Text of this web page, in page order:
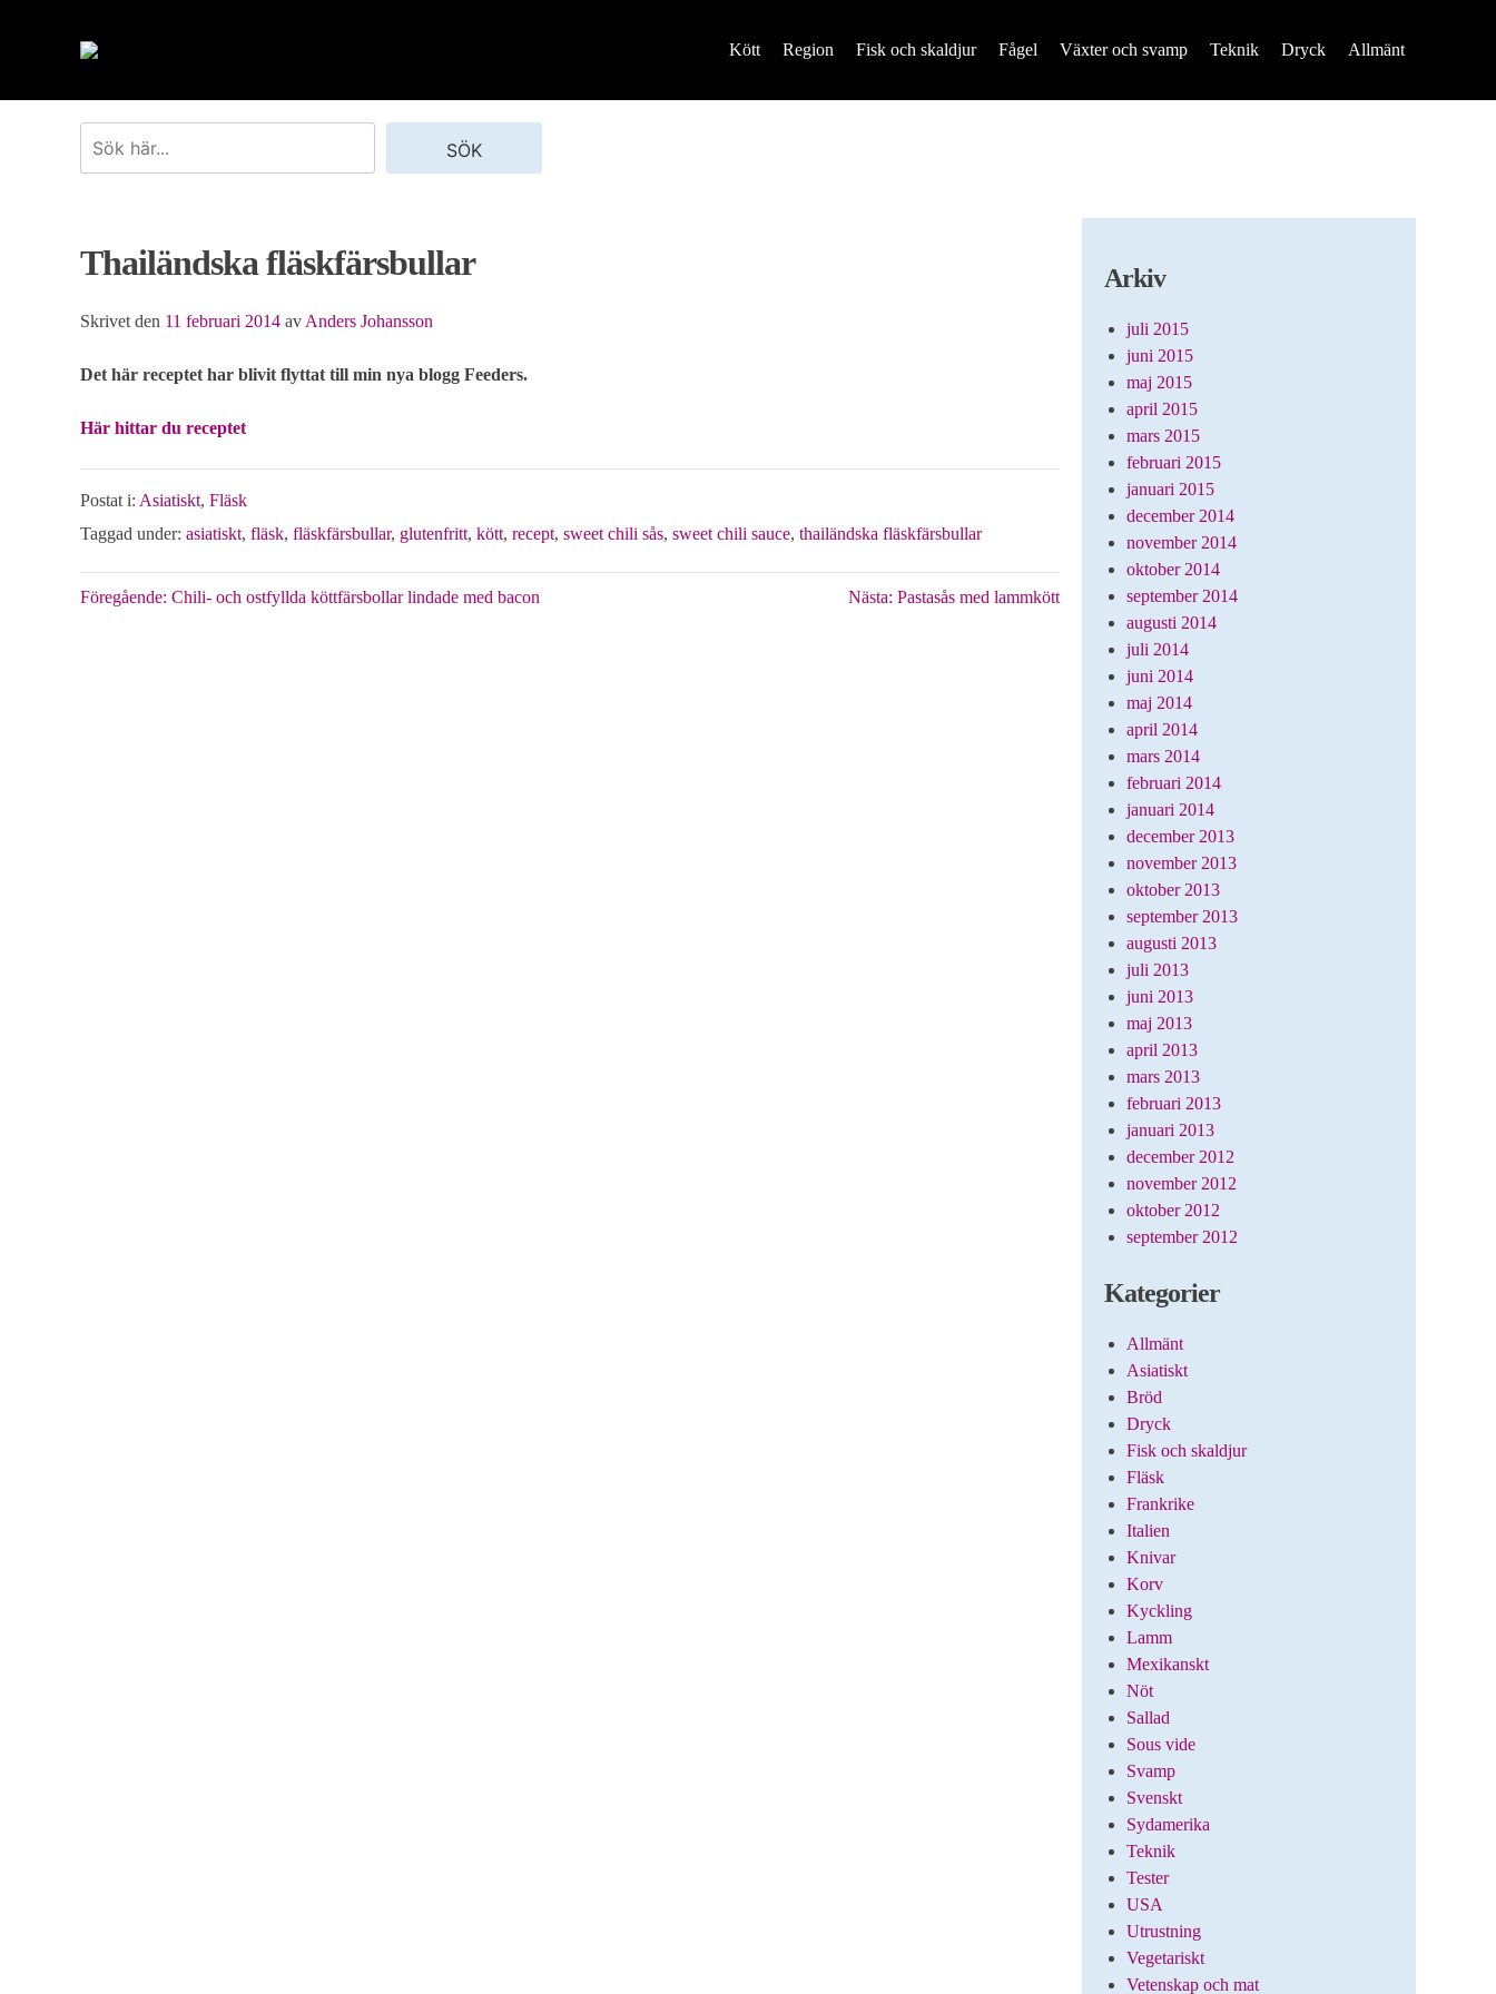
Kött Region Fisk och skaldjur Fågel Växter och svamp Teknik Dryck Allmänt
SÖK
Thailändska fläskfärsbullar
Skrivet den 11 februari 2014 av Anders Johansson
Det här receptet har blivit flyttat till min nya blogg Feeders.
Här hittar du receptet
Postat i: Asiatiskt, Fläsk
Taggad under: asiatiskt, fläsk, fläskfärsbullar, glutenfritt, kött, recept, sweet chili sås, sweet chili sauce, thailändska fläskfärsbullar
Inläggsnavigering
Föregående: Chili- och ostfyllda köttfärsbollar lindade med bacon Nästa: Pastasås med lammkött
Arkiv
juli 2015
juni 2015
maj 2015
april 2015
mars 2015
februari 2015
januari 2015
december 2014
november 2014
oktober 2014
september 2014
augusti 2014
juli 2014
juni 2014
maj 2014
april 2014
mars 2014
februari 2014
januari 2014
december 2013
november 2013
oktober 2013
september 2013
augusti 2013
juli 2013
juni 2013
maj 2013
april 2013
mars 2013
februari 2013
januari 2013
december 2012
november 2012
oktober 2012
september 2012
Kategorier
Allmänt
Asiatiskt
Bröd
Dryck
Fisk och skaldjur
Fläsk
Frankrike
Italien
Knivar
Korv
Kyckling
Lamm
Mexikanskt
Nöt
Sallad
Sous vide
Svamp
Svenskt
Sydamerika
Teknik
Tester
USA
Utrustning
Vegetariskt
Vetenskap och mat